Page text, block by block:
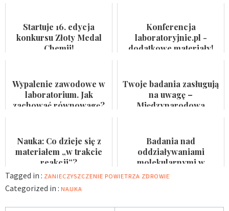
Startuje 16. edycja
konkursu Złoty Medal
Chemii!
Konferencja
laboratoryjnie.pl -
dodatkowe materiały!
Wypalenie zawodowe w
laboratorium. Jak
zachować równowagę?
Twoje badania zasługują
na uwagę –
Międzynarodowa
prz...
Nauka: Co dzieje się z
materiałem „w trakcie
reakcji”?
Badania nad
oddziaływaniami
molekularnymi w
mikroskali
Tagged in : ZANIECZYSZCZENIE POWIETRZA ZDROWIE
Categorized in : NAUKA